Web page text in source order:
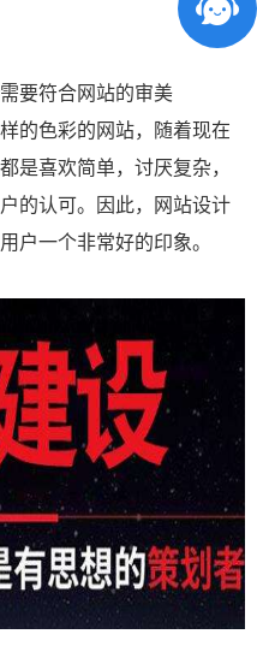
要符合网站的审美
的色彩的网站，随着现在
是喜欢简单，讨厌复杂，
的认可。因此，网站设计
户一个非常好的印象。